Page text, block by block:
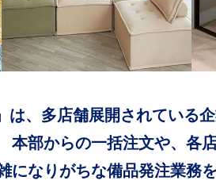
は、多店舗展開されている
本部からの一括注文や、各
になりがちな備品発注業務